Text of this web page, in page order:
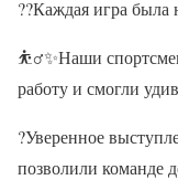
??Каждая игра
⛹‍♂✨Наши
работу и смогли
?Уверенное
позволили команде